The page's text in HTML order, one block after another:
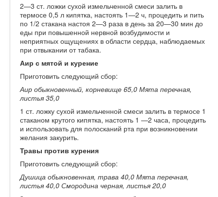
2—3 ст. ложки сухой измельченной смеси залить в
термосе 0,5 л кипятка, настоять 1—2 ч, процедить и пить
по 1/2 стакана настоя 2—3 раза в день за 20—30 мин до
еды при повышенной нервной возбудимости и
неприятных ощущениях в области сердца, наблюдаемых
при отвыкании от табака.
Аир с мятой и курение
Приготовить следующий сбор:
Аир обыкновенный, корневище 65,0 Мята перечная,
листья 35,0
1 ст. ложку сухой измельченной смеси залить в термосе 1
стаканом крутого кипятка, настоять 1 —2 часа, процедить
и использовать для полосканий рта при возникновении
желания закурить.
Травы против курения
Приготовить следующий сбор:
Душица обыкновенная, трава 40,0 Мята перечная,
листья 40,0 Смородина черная, листья 20,0